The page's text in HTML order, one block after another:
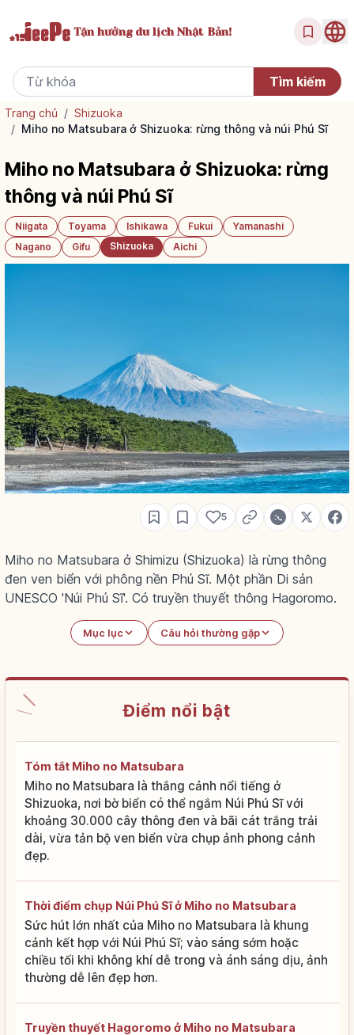
Tận hưởngdu lịch Nhật Bản!
Trang chủ / Shizuoka
/ Miho no Matsubara ở Shizuoka: rừng thông và núi Phú Sĩ
Miho no Matsubara ở Shizuoka: rừng
thông và núi Phú Sĩ
Niigata Toyama Ishikawa Fukui
Yamanashi
Nagano
Gifu Shizuoka Aichi
5
Miho no Matsubara ở Shimizu (Shizuoka) là rừng thông
đen ven biển với phông nền Phú Sĩ. Một phần Di sản
UNESCO 'Núi Phú Sĩ'. Có truyền thuyết thông Hagoromo.
Mục lục Câu hỏi thường gặp
Điểm nổi bật
Tóm tắt Miho no Matsubara
Miho no Matsubara là thắng cảnh nổi tiếng ở
Shizuoka, nơi bờ biển có thể ngắm Núi Phú Sĩ với
khoảng 30.000 cây thông đen và bãi cát trắng trải
dài, vừa tản bộ ven biển vừa chụp ảnh phong cảnh
đẹp.
Thời điểm chụp Núi Phú Sĩ ở Miho no Matsubara
Sức hút lớn nhất của Miho no Matsubara là khung
cảnh kết hợp với Núi Phú Sĩ; vào sáng sớm hoặc
chiều tối khi không khí dễ trong và ánh sáng dịu, ảnh
thường dễ lên đẹp hơn.
Truyền thuyết Hagoromo ở Miho no Matsubara